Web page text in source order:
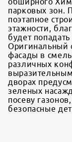
парковых зон.
поэтапное
этажности,
будет
Оригинальный
фасады в
различных
дворах
зеленых
посеву
безопасные